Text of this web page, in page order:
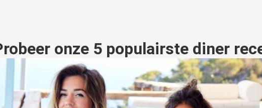
onze 5 populairste diner